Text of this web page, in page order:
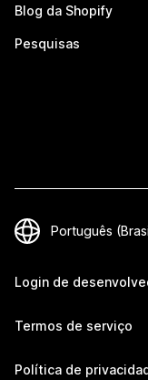
Blog da Shopify
Pesquisas
Login de
Termos de serviço
Política de